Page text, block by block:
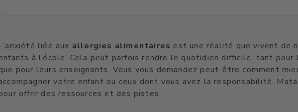
L’anxiété liée aux allergies alimentaires est une réalité que vivent de
à l’école. Cela peut parfois rendre le quotidien difficile, tant
pour leurs enseignants. Vous vous demandez peut-être comment
votre enfant ou ceux dont vous avez la responsabilité.
offrir des ressources et des pistes.